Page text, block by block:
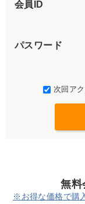
会員ID
パスワード
次回ア
無料
※お得な価格で購